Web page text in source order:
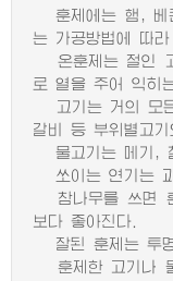
훈제에는 햄, 베
는 가공방법에 따
온훈제는 절인 고
로 열을 주어 익히
고기는 거의 모든
갈비 등 부위별고
물고기는 메기,
쏘이는 연기는 과
참나무를 쓰면
보다 좋아진다.
잘된 훈제는 투명
훈제한 고기나 물